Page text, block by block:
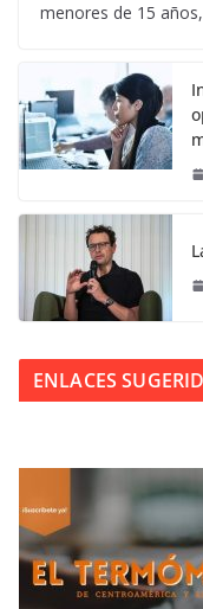
menores de 15
ENLACES